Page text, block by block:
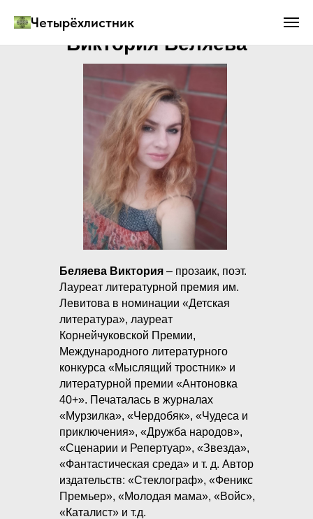
Четырёхлистник
Виктория Беляева
Беляева Виктория – прозаик, поэт.
Лауреат литературной премия им.
Левитова в номинации «Детская
литература», лауреат
Корнейчуковской Премии,
Международного литературного
конкурса «Мыслящий тростник» и
литературной премии «Антоновка
40+». Печаталась в журналах
«Мурзилка», «Чердобяк», «Чудеса и
приключения», «Дружба народов»,
«Сценарии и Репертуар», «Звезда»,
«Фантастическая среда» и т. д. Автор
издательств: «Стеклограф», «Феникс
Премьер», «Молодая мама», «Войс»,
«Каталист» и т.д.